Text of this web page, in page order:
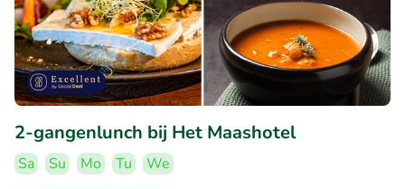
2-gangenlunch bij Het Maashotel
Sa Su Mo Tu
We